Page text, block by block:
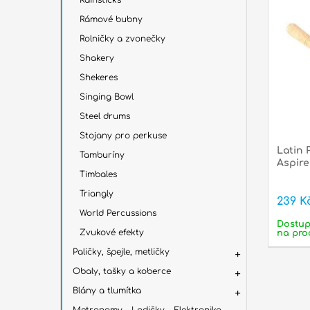
Rámové bubny
Rolničky a zvonečky
Shakery
Shekeres
Singing Bowl
Steel drums
Stojany pro perkuse
Tamburíny
Timbales
Triangly
World Percussions
Zvukové efekty
Paličky, špejle, metličky
Obaly, tašky a koberce
Blány a tlumítka
Latin
239
na